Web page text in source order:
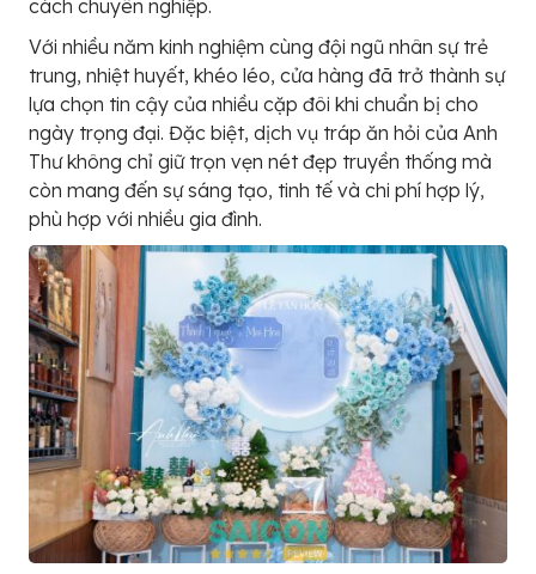
cách chuyên nghiệp.
Với nhiều năm kinh nghiệm cùng đội ngũ nhân sự trẻ
trung, nhiệt huyết, khéo léo, cửa hàng đã trở thành sự
lựa chọn tin cậy của nhiều cặp đôi khi chuẩn bị cho
ngày trọng đại. Đặc biệt, dịch vụ tráp ăn hỏi của Anh
Thư không chỉ giữ trọn vẹn nét đẹp truyền thống mà
còn mang đến sự sáng tạo, tinh tế và chi phí hợp lý,
phù hợp với nhiều gia đình.